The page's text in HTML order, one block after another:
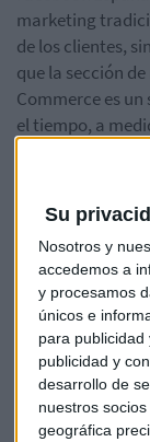
Su
Nosotros y
accedemos a
y procesamos
únicos e
para
publicidad y
desarrollo de
nuestros
geográfica
marketing
de los clientes,
que la sección
Commerce es
el tiempo, a
Este tipo de
no esperar a
llegue al sitio
la oferta ha
proactividad del
antes los
interesaba y lo
plataformas
marcas a